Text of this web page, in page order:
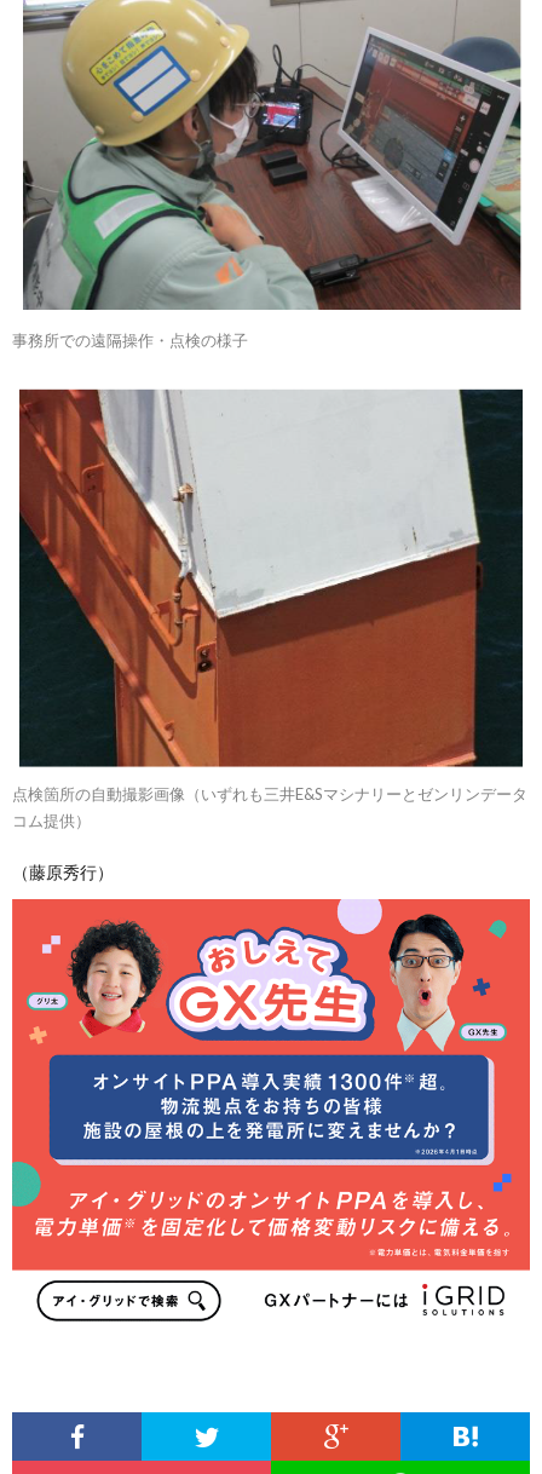
事務所での遠隔操作・点検の様子
点検箇所の自動撮影画像（いずれも三井E&Sマシナリーとゼンリンデータ
コム提供）
（藤原秀行）